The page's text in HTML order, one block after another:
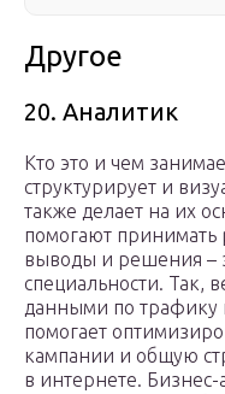
Другое
20. Аналитик
Кто это и чем
структурирует и
также делает на их
помогают принимать
выводы и решения –
специальности. Так,
данными по трафику
помогает
кампании и общую
в интернете. Бизнес-